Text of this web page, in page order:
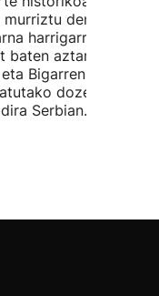
denez,
harrigarriak utzi
baten aztarnak
Bigarren Mundu
dozenaka
Serbian.